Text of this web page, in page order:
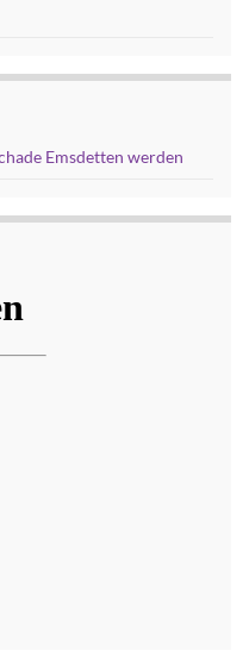
Emsdetten werden